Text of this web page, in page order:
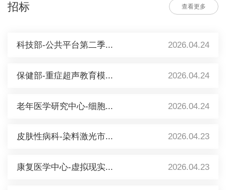
招标 查看更多
科技部-公共平台第二季... 2026.04.24
保健部-重症超声教育模... 2026.04.24
老年医学研究中心-细胞... 2026.04.24
皮肤性病科-染料激光市... 2026.04.23
康复医学中心-虚拟现实... 2026.04.23